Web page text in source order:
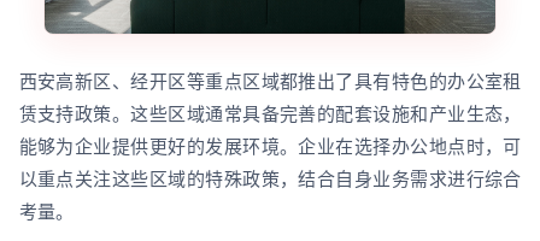
西安高新区、经开区等重点区域都推出了具有特色的办公室租
赁支持政策。这些区域通常具备完善的配套设施和产业生态，
能够为企业提供更好的发展环境。企业在选择办公地点时，可
以重点关注这些区域的特殊政策，结合自身业务需求进行综合
考量。